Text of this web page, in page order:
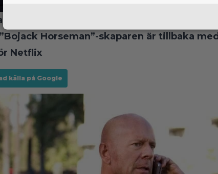
originalserierna på Netflix just nu
Horseman”-skaparen är tillbaka med
Netflix
källa på Google